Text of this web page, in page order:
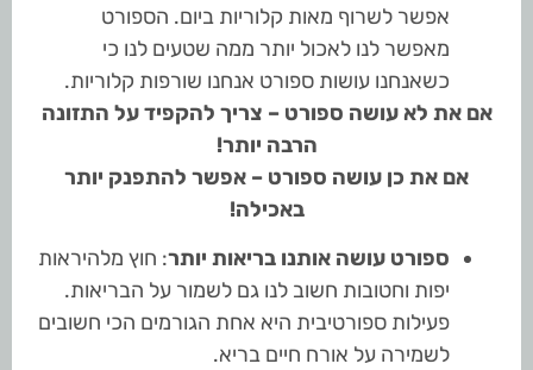
אפשר לשרוף מאות קלוריות ביום. הספורט
מאפשר לנו לאכול יותר ממה שטעים לנו כי
כשאנחנו עושות ספורט אנחנו שורפות קלוריות.
אם את לא עושה ספורט – צריך להקפיד על התזונה
הרבה יותר!
אם את כן עושה ספורט – אפשר להתפנק יותר
באכילה!
ספורט עושה אותנו בריאות יותר: חוץ מלהיראות
יפות וחטובות חשוב לנו גם לשמור על הבריאות.
פעילות ספורטיבית היא אחת הגורמים הכי חשובים
לשמירה על אורח חיים בריא.